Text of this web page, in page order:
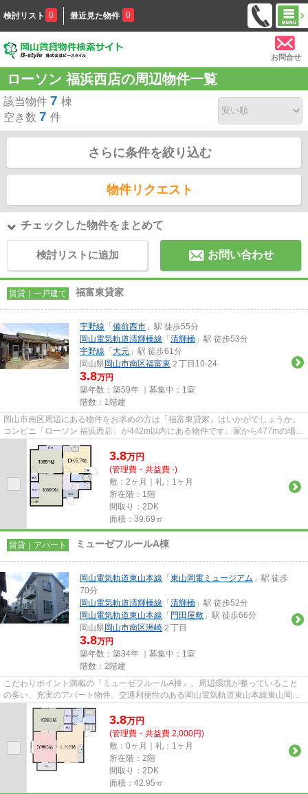
検討リスト 0 最近見た物件 0
お問合せ
ローソン 福浜西店の周辺物件一覧
該当物件 7 棟
空き数 7 件
さらに条件を絞り込む
物件リクエスト
チェックした物件をまとめて
検討リストに追加 お問い合わせ
賃貸｜一戸建て 福富東貸家
宇野線 「 備前西市 」駅 徒歩55分
岡山電気軌道清輝橋線 「 清輝橋 」駅 徒歩53分
宇野線 「 大元 」駅 徒歩61分
岡山県岡山市南区福富東 ２丁目10-24
3.8万円
築年数：築59年 ｜募集中： 1室
階数：1階建
岡山市南区周辺にある物件をお求めの方は「福富東貸家」はいかがでしょうか。
コンビニ「ローソン 福浜西店」が442m以内にある物件です。家から477mの場所
に岡山福富郵便局があります。...
3.8万円
(管理費・共益費 -)
敷：2ヶ月｜礼：1ヶ月
所在階：1階
間取り：2DK
面積：39.69㎡
賃貸｜アパート ミューゼフルールA棟
岡山電気軌道東山本線 「 東山岡電ミュージアム 」駅 徒歩
70分
岡山電気軌道清輝橋線 「 清輝橋 」駅 徒歩52分
岡山電気軌道東山本線 「 門田屋敷 」駅 徒歩66分
岡山県岡山市南区洲崎 ２丁目
3.8万円
築年数：築34年 ｜募集中： 1室
階数：2階建
こだわりポイント満載の『ミューゼフルールA棟』。周辺環境が整っていること
の多い、充実のアパート物件。交通利便性のある岡山電気軌道東山本線東山岡電
ミュージアム周辺の物件情報の...
3.8万円
(管理費・共益費 2,000円)
敷：0ヶ月｜礼：1ヶ月
所在階：2階
間取り：2DK
面積：42.95㎡